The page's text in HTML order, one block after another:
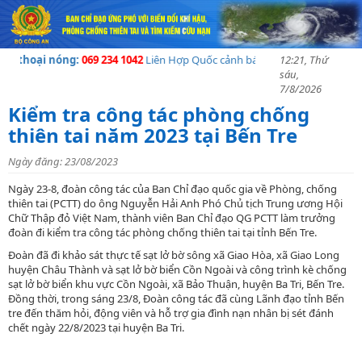
nóng:069 234 1042 Liên Hợp Quốc cảnh báo về khủng hoảng nhân
12:21, Thứ
sáu,
7/8/2026
Kiểm tra công tác phòng chống
thiên tai năm 2023 tại Bến Tre
Ngày đăng: 23/08/2023
Ngày 23-8, đoàn công tác của Ban Chỉ đạo quốc gia về Phòng, chống
thiên tai (PCTT) do ông Nguyễn Hải Anh Phó Chủ tịch Trung ương Hội
Chữ Thập đỏ Việt Nam, thành viên Ban Chỉ đạo QG PCTT làm trưởng
đoàn đi kiểm tra công tác phòng chống thiên tai tại tỉnh Bến Tre.
Đoàn đã đi khảo sát thực tế sạt lở bờ sông xã Giao Hòa, xã Giao Long
huyện Châu Thành và sạt lở bờ biển Cồn Ngoài và công trình kè chống
sạt lở bờ biển khu vực Cồn Ngoài, xã Bảo Thuận, huyện Ba Tri, Bến Tre.
Đồng thời, trong sáng 23/8, Đoàn công tác đã cùng Lãnh đạo tỉnh Bến
tre đến thăm hỏi, động viên và hỗ trợ gia đình nạn nhân bị sét đánh
chết ngày 22/8/2023 tại huyện Ba Tri.